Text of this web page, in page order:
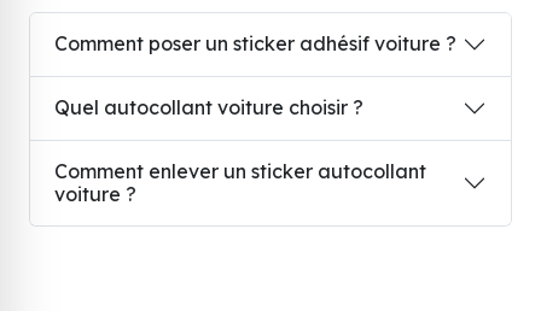
Comment poser un sticker adhésif voiture ?
Quel autocollant voiture choisir ?
Comment enlever un sticker autocollant
voiture ?